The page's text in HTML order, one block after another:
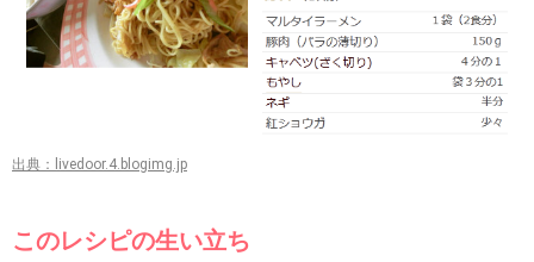
出典：livedoor.4.blogimg.jp
このレシピの生い立ち